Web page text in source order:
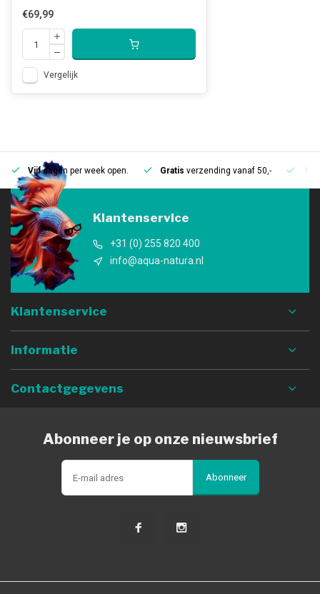
€69,99
Vergelijk
Vijfdagen per week open. Gratis verzending vanaf 50,-
Klantenservice
+31 (0) 255 820 400
info@aqua-natura.nl
Klantenservice
Informatie
Contactgegevens
Abonneer je op onze nieuwsbrief
Abonneer